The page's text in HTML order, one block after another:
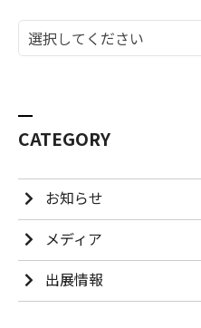
CATEGORY
お知らせ
メディア
出展情報